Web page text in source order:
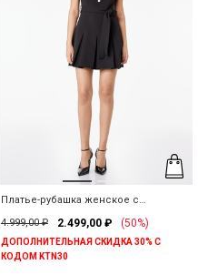
Платье-рубашка женское с
4.999,00 ₽ 2.499,00 ₽ (50%)
ДОПОЛНИТЕЛЬНАЯ СКИДКА 30% С
КОДОМ KTN30